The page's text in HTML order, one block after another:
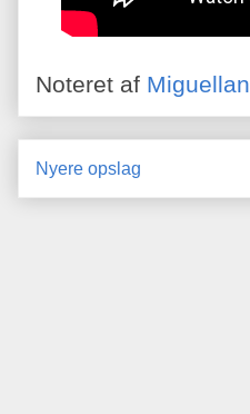
Noteret af Miguellan
Nyere opslag